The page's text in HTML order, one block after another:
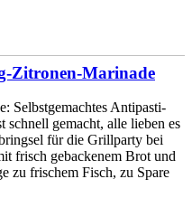
Zitronen-Marinade
Selbstgemachtes Antipasti-
schnell gemacht, alle lieben es
für die Grillparty bei
frisch gebackenem Brot und
zu frischem Fisch, zu Spare